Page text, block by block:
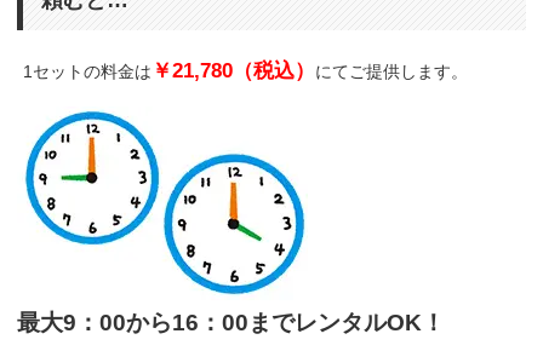
1セットの料金は ￥21,780（税込） にてご提供します。
最大9：00から16：00までレンタルOK！